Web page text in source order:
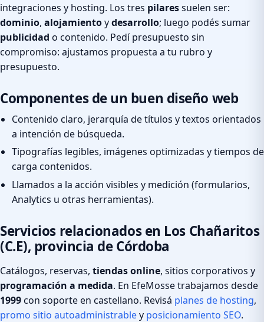
integraciones y hosting. Los tres pilaressuelen ser:
dominio, alojamientoydesarrollo; luego podés sumar
publicidad o contenido. Pedí presupuesto sin
compromiso: ajustamos propuesta a tu rubro y
presupuesto.
Componentes de un buen diseño web
Contenido claro, jerarquía de títulos y textos orientados
a intención de búsqueda.
Tipografías legibles, imágenes optimizadas y tiempos de
carga contenidos.
Llamados a la acción visibles y medición (formularios,
Analytics u otras herramientas).
Servicios relacionados en Los Chañaritos
(C.E), provincia de Córdoba
Catálogos, reservas, tiendas online, sitios corporativos y
programación a medida. En EfeMosse trabajamos desde
1999con soporte en castellano. Revisá planes de hosting,
promo sitio autoadministrabley posicionamiento SEO.